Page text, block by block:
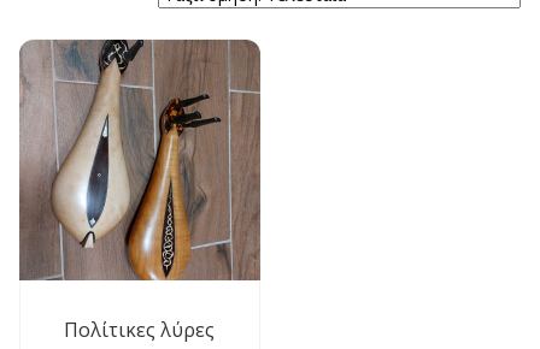
Πολίτικες λύρες